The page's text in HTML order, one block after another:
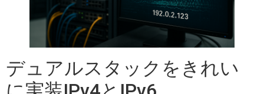
デュアルスタックをきれい